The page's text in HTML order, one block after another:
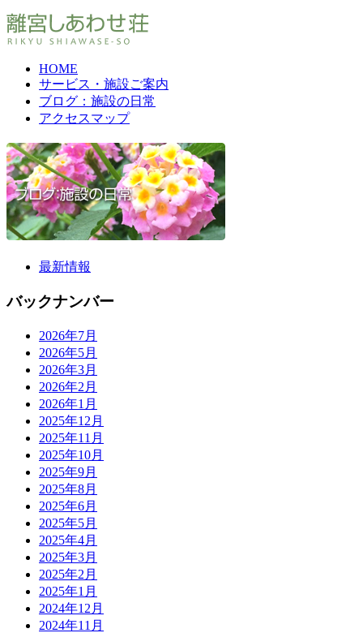
HOME
サービス・施設ご案内
ブログ：施設の日常
アクセスマップ
最新情報
バックナンバー
2026年7月
2026年5月
2026年3月
2026年2月
2026年1月
2025年12月
2025年11月
2025年10月
2025年9月
2025年8月
2025年6月
2025年5月
2025年4月
2025年3月
2025年2月
2025年1月
2024年12月
2024年11月